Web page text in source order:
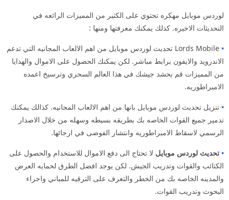
لوردس موبايل مهكره تحتوي على الكثير من المميزات الرائعه في
التحديثات الاخيره. كذلك يمكنك معرفتها ومنها :
•
Lords Mobile تحديث لوردس موبايل من اهم الالعاب المجانيه التي تدعم
الاندرويد والايفون برابط مباشر. لكن يمكنك الحصول على الاموال والهدايا
من المميزات قم بحشد جيشك في هذا العالم السحري وترسيخ اعمده
الامبراطوريه.
• تنزيل تحديث لوردس موبايل بانها من اهم الالعاب المجانيه. كذالك يمكنك
تدمير جميع القوات الخاصه بك بطريقه بسيطه وسهله من خلال الاصدار
الرسمي لاسقاط الامبراطوريه وانتشار الفوضى في ارجائها.
• تحديث لوردس موبايل لا تحتاج الى دفع الاموال للاستخدام والحصول على
الكتائب والقوات وتدريب الجيش. لكن يوجد افضل الطرق لحمايه العرض
والمدينه الخاصه بك من الخطر والتعرف على الترقيه للمباني واجراء
البحوث وتدريب القوات.